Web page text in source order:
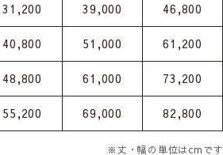
31,200 39,000 46,800
40,800 51,000 61,200
48,800 61,000 73,200
55,200 69,000 82,800
※丈・幅の単位はcmです